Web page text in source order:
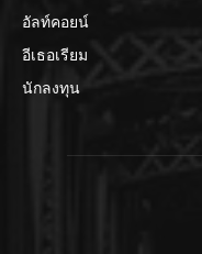
อัลท์คอยน์
อีเธอเรียม
นักลงทุน